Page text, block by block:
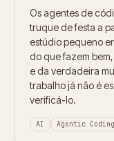
Os agentes de
truque de festa a
estúdio pequeno
do que fazem
e da verdadeira
trabalho já não é
verificá-lo.
AI Agentic Coding